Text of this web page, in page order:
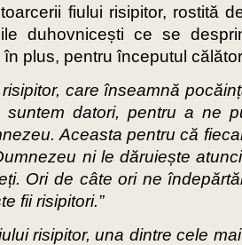
fiului risipitor, rostită
duhovnicești ce se
plus, pentru începutul
risipitor, care înseamnă
datori, pentru a ne
Aceasta pentru că
ni le dăruiește
Ori de câte ori ne
fii risipitori.”
risipitor, una dintre cele